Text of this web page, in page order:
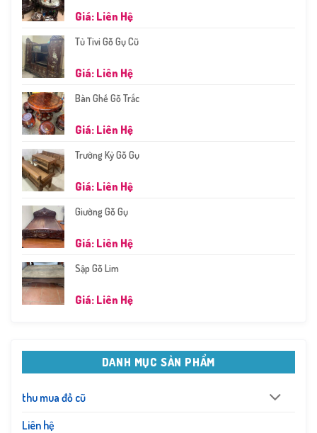
Giá: Liên Hệ
Tủ Tivi Gỗ Gụ Cũ
Giá: Liên Hệ
Bàn Ghế Gỗ Trắc
Giá: Liên Hệ
Trường Kỷ Gỗ Gụ
Giá: Liên Hệ
Giường Gỗ Gụ
Giá: Liên Hệ
Sập Gỗ Lim
Giá: Liên Hệ
DANH MỤC SẢN PHẨM
thu mua đồ cũ
Liên hệ